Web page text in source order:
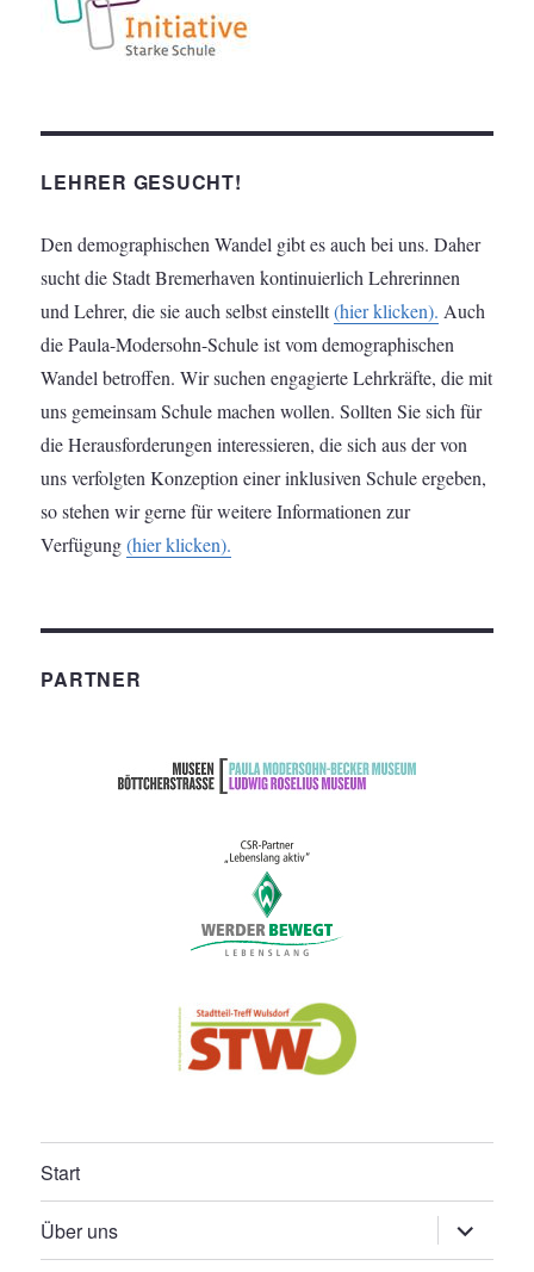
LEHRER GESUCHT!
Den demographischen Wandel gibt es auch bei uns. Daher
sucht die Stadt Bremerhaven kontinuierlich Lehrerinnen
und Lehrer, die sie auch selbst einstellt(hier klicken). Auch
die Paula-Modersohn-Schule ist vom demographischen
Wandel betroffen. Wir suchen engagierte Lehrkräfte, die mit
uns gemeinsam Schule machen wollen. Sollten Sie sich für
die Herausforderungen interessieren, die sich aus der von
uns verfolgten Konzeption einer inklusiven Schule ergeben,
so stehen wir gerne für weitere Informationen zur
Verfügung(hier klicken).
PARTNER
Start
Über uns
öffnen